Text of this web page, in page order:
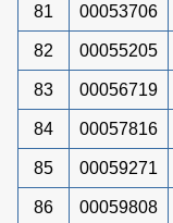
81 00053706
82 00055205
83 00056719
84 00057816
85 00059271
86 00059808